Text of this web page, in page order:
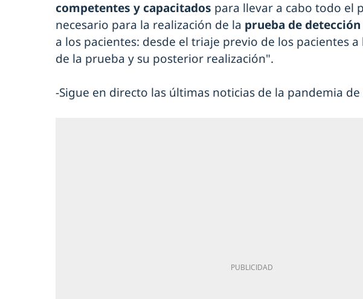
competentes y capacitados para llevar a cabo todo el
necesario para la realización de la prueba de detección
a los pacientes: desde el triaje previo de los pacientes
de la prueba y su posterior realización".
-Sigue en directo las últimas noticias de la pandemia